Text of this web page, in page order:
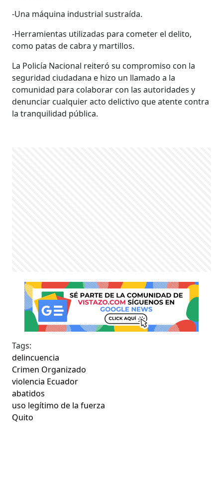
-Una máquina industrial sustraída.
-Herramientas utilizadas para cometer el delito,
como patas de cabra y martillos.
La Policía Nacional reiteró su compromiso con la
seguridad ciudadana e hizo un llamado a la
comunidad para colaborar con las autoridades y
denunciar cualquier acto delictivo que atente contra
la tranquilidad pública.
Tags:
delincuencia
Crimen Organizado
violencia Ecuador
abatidos
uso legítimo de la fuerza
Quito